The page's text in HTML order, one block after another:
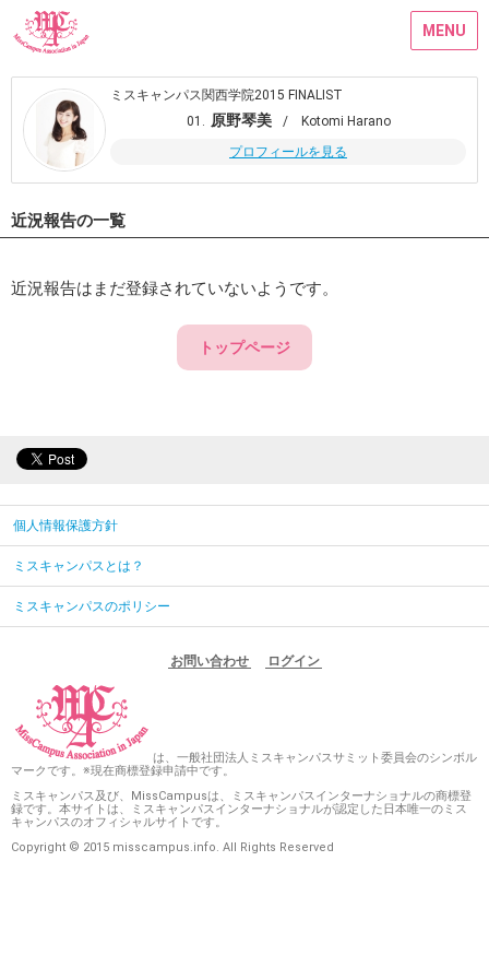
MENU
ミスキャンパス関西学院2015 FINALIST
01. 原野琴美
/ Kotomi Harano
プロフィールを見る
近況報告の一覧
近況報告はまだ登録されていないようです。
トップページ
個人情報保護方針
ミスキャンパスとは？
ミスキャンパスのポリシー
お問い合わせ ログイン
は、一般社団法人ミスキャンパスサミット委員会のシンボル
マークです。※現在商標登録申請中です。
ミスキャンパス及び、MissCampusは、ミスキャンパスインターナショナルの商標登
録です。本サイトは、ミスキャンパスインターナショナルが認定した日本唯一のミス
キャンパスのオフィシャルサイトです。
Copyright © 2015 misscampus.info. All Rights Reserved